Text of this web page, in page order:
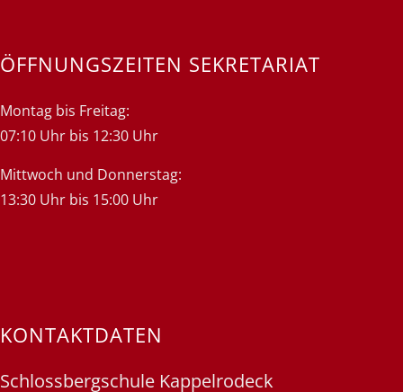
ÖFFNUNGSZEITEN SEKRETARIAT
Montag bis Freitag:
07:10 Uhr bis 12:30 Uhr
Mittwoch und Donnerstag:
13:30 Uhr bis 15:00 Uhr
KONTAKTDATEN
Schlossbergschule Kappelrodeck